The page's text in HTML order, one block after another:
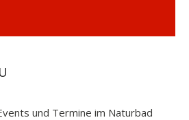
und Termine im Naturbad